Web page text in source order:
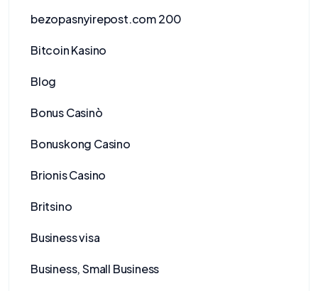
bezopasnyirepost.com 200
Bitcoin Kasino
Blog
Bonus Casinò
Bonuskong Casino
Brionis Casino
Britsino
Business visa
Business, Small Business